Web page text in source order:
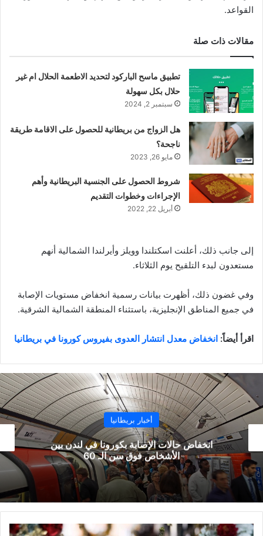
القواعد.
مقالات ذات صلة
تطبيق ماسح الباركود لتحديد الاطعمة الحلال ام غير
حلال بكل سهولة
سبتمبر 2, 2024
هل الزواج من بريطانية للحصول على الاقامة طريقة
ناجحة؟
مايو 26, 2023
شروط الحصول على الجنسية البريطانية وأهم
الإجراءات وخطوات التقديم
أبريل 22, 2022
إلى جانب ذلك، أعلنت اسكتلندا وويلز وأيرلندا الشمالية أنهم
مستعدون لبدء التلقيح يوم الثلاثاء.
وفي غضون ذلك، أظهرت بيانات رسمية انخفاض مستويات الإصابة
في جميع المناطق الإنجليزية، باستثناء المنطقة الشمالية الشرقية.
اقرأ أيضاً: انخفاض معدل انتشار العدوى بفيروس كورونا في بريطانيا
لندن بين
أخبار بريطانيا
تجمع أكثر من 70 شخصاً على متن قارب غرب لندن
مسؤولون